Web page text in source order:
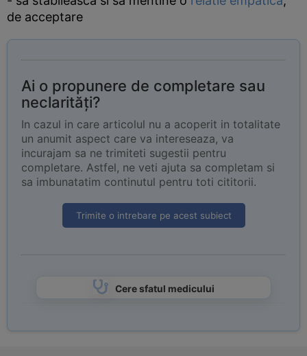
de acceptare
Ai o propunere de completare sau
neclarități?
In cazul in care articolul nu a acoperit in totalitate
un anumit aspect care va intereseaza, va
incurajam sa ne trimiteti sugestii pentru
completare. Astfel, ne veti ajuta sa completam si
sa imbunatatim continutul pentru toti cititorii.
Trimite o intrebare pe acest subiect
Cere sfatul medicului